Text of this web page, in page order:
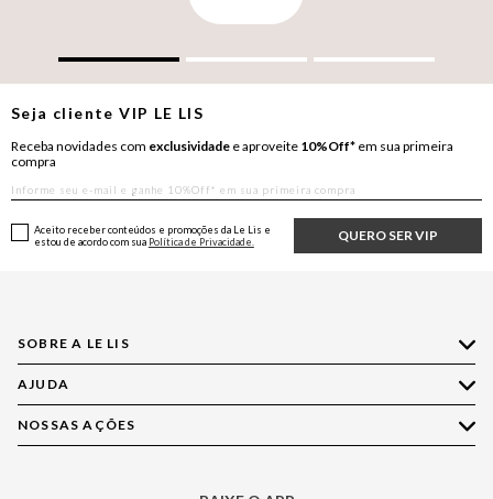
Seja clienteVIP LE LIS
Receba novidades com exclusividade e aproveite 10%Off* em sua primeira
compra
QUERO SER VIP
Aceito receber conteúdos e promoções da Le Lis e
estou de acordo com sua Política de Privacidade.
SOBRE A LE LIS
Quem Somos
Nossas Lojas
Política de Privacidade
AJUDA
Compre pelo WhatsApp
NOSSAS AÇÕES